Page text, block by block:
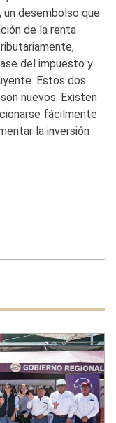
desembolso que
de la renta
del impuesto y
Estos dos
nuevos. Existen
fácilmente
la inversión